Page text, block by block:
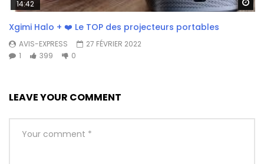
14:42
Xgimi Halo + ❤️ Le TOP des projecteurs portables
AVIS-EXPRESS
27 FÉVRIER 2022
1
399 0
LEAVE YOUR COMMENT